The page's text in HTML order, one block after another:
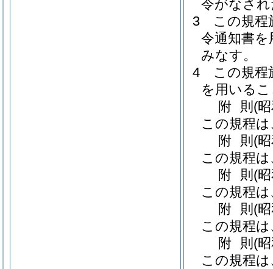
令がなさ
3
この規程
令通知書
みなす。
4
この規程
を用いる
附 則 (
この規程
附 則 (
この規程
附 則 (
この規程
附 則 (
この規程
附 則 (
この規程